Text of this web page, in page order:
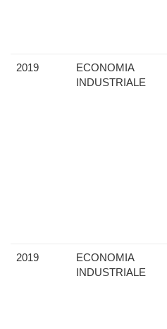
2019
ECONOMIA
INDUSTRIALE
2019
ECONOMIA
INDUSTRIALE